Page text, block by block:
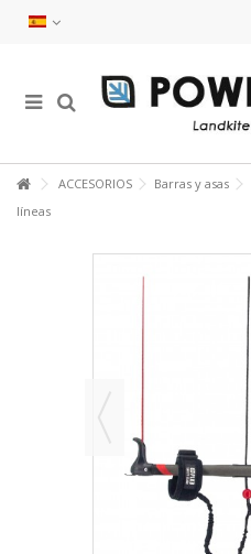
ACCESORIOS Barras y asas
líneas